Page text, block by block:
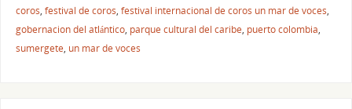
coros, festival de coros, festival internacional de coros un mar de voces,
gobernacion del atlántico, parque cultural del caribe, puerto colombia,
sumergete, un mar de voces